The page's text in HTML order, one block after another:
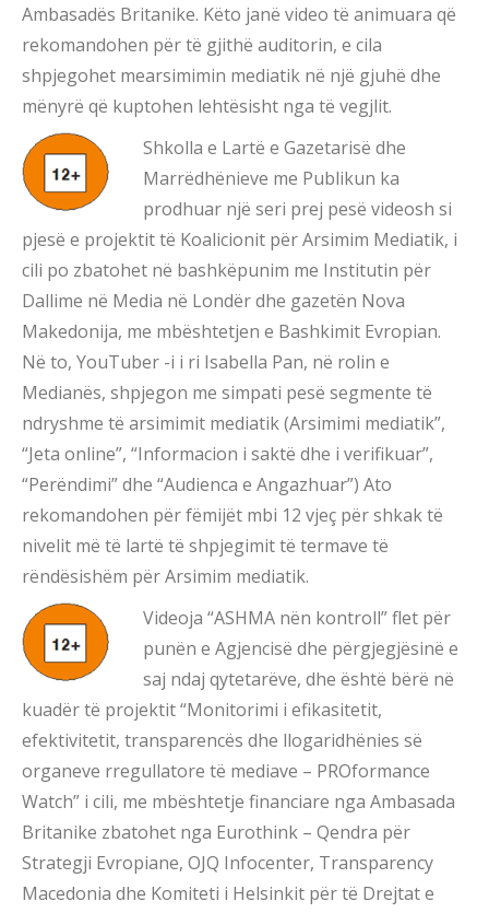
Ambasadës Britanike. Këto janë video të animuara që
rekomandohen për të gjithë auditorin, e cila
shpjegohet mearsimimin mediatik në një gjuhë dhe
mënyrë që kuptohen lehtësisht nga të vegjlit.
Shkolla e Lartë e Gazetarisë dhe
Marrëdhënieve me Publikun ka
prodhuar një seri prej pesë videosh si
pjesë e projektit të Koalicionit për Arsimim Mediatik, i
cili po zbatohet në bashkëpunim me Institutin për
Dallime në Media në Londër dhe gazetën Nova
Makedonija, me mbështetjen e Bashkimit Evropian.
Në to, YouTuber -i i ri Isabella Pan, në rolin e
Medianës, shpjegon me simpati pesë segmente të
ndryshme të arsimimit mediatik (Arsimimi mediatik”,
“Jeta online”, “Informacion i saktë dhe i verifikuar”,
“Perëndimi” dhe “Audienca e Angazhuar”) Ato
rekomandohen për fëmijët mbi 12 vjeç për shkak të
nivelit më të lartë të shpjegimit të termave të
rëndësishëm për Arsimim mediatik.
Videoja “ASHMA nën kontroll” flet për
punën e Agjencisë dhe përgjegjësinë e
saj ndaj qytetarëve, dhe është bërë në
kuadër të projektit “Monitorimi i efikasitetit,
efektivitetit, transparencës dhe llogaridhënies së
organeve rregullatore të mediave – PROformance
Watch” i cili, me mbështetje financiare nga Ambasada
Britanike zbatohet nga Eurothink – Qendra për
Strategji Evropiane, OJQ Infocenter, Transparency
Macedonia dhe Komiteti i Helsinkit për të Drejtat e